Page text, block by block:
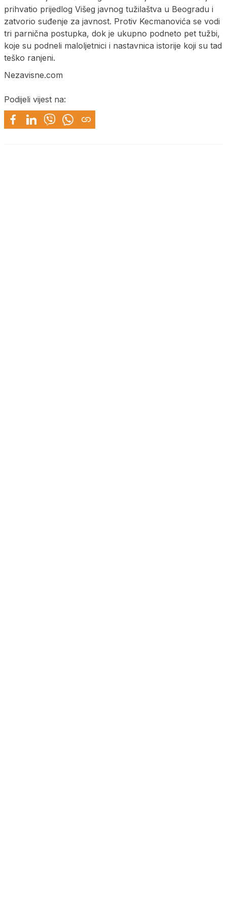
prihvatio prijedlog Višeg javnog tužilaštva u Beogradu i
zatvorio suđenje za javnost. Protiv Kecmanovića se vodi
tri parnična postupka, dok je ukupno podneto pet tužbi,
koje su podneli maloljetnici i nastavnica istorije koji su tad
teško ranjeni.
Nezavisne.com
Podijeli vijest na: